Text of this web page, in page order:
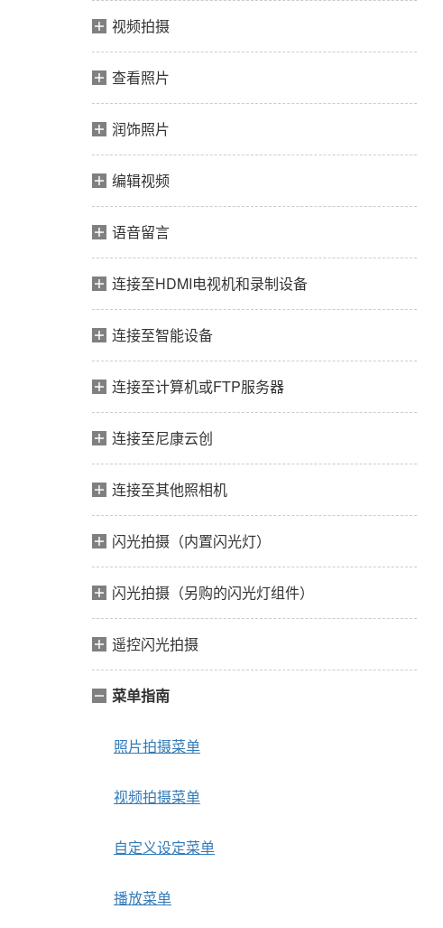
视频拍摄
查看照片
润饰照片
编辑视频
语音留言
连接至HDMI电视机和录制设备
连接至智能设备
连接至计算机或FTP服务器
连接至尼康云创
连接至其他照相机
闪光拍摄（内置闪光灯）
闪光拍摄（另购的闪光灯组件）
遥控闪光拍摄
菜单指南
照片拍摄菜单
视频拍摄菜单
自定义设定菜单
播放菜单